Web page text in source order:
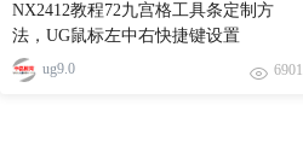
NX2412教程72九宫格工具条定制方
法，UG鼠标左中右快捷键设置
ug9.0 6901